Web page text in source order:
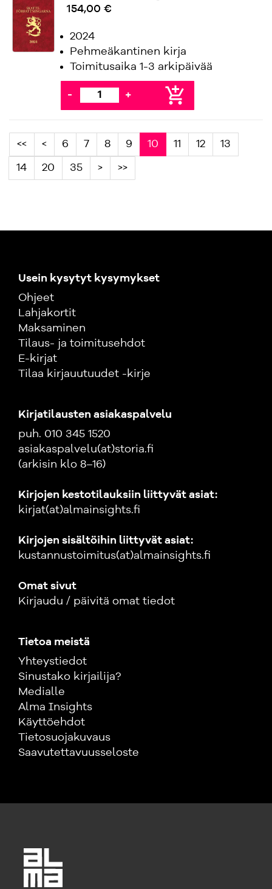
154,00 €
2024
Pehmeäkantinen kirja
Toimitusaika 1-3 arkipäivää
- + add_shopping_cart
<< < 6 7 8 9 10 11 12 13
14 20 35 > >>
Usein kysytyt kysymykset
Ohjeet
Lahjakortit
Maksaminen
Tilaus- ja toimitusehdot
E-kirjat
Tilaa kirjauutuudet -kirje
Kirjatilausten asiakaspalvelu
puh. 010 345 1520
asiakaspalvelu(at)storia.fi
(arkisin klo 8–16)
Kirjojen kestotilauksiin liittyvät asiat:
kirjat(at)almainsights.fi
Kirjojen sisältöihin liittyvät asiat:
kustannustoimitus(at)almainsights.fi
Omat sivut
Kirjaudu / päivitä omat tiedot
Tietoa meistä
Yhteystiedot
Sinustako kirjailija?
Medialle
Alma Insights
Käyttöehdot
Tietosuojakuvaus
Saavutettavuusseloste